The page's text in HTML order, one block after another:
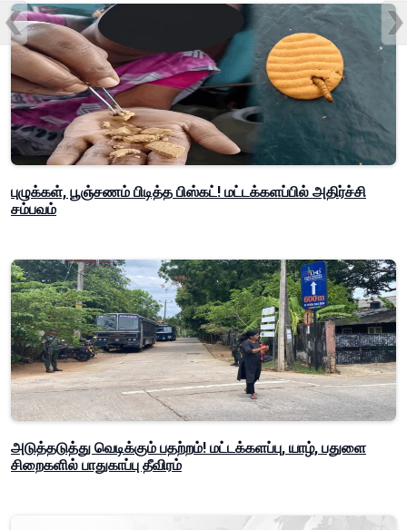
புழுக்கள், பூஞ்சணம் பிடித்த பிஸ்கட்! மட்டக்களப்பில் அதிர்ச்சி
சம்பவம்
அடுத்தடுத்து வெடிக்கும் பதற்றம்! மட்டக்களப்பு, யாழ், பதுளை
சிறைகளில் பாதுகாப்பு தீவிரம்